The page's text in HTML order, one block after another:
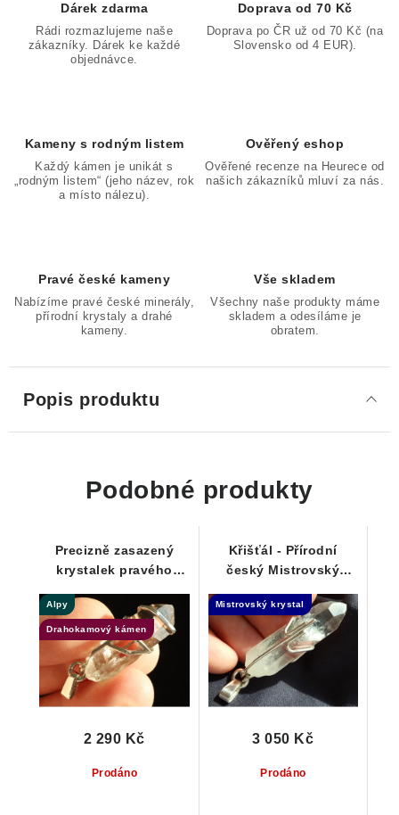
Dárek zdarma
Rádi rozmazlujeme naše
zákazníky. Dárek ke každé
objednávce.
Doprava od 70 Kč
Doprava po ČR už od 70 Kč (na
Slovensko od 4 EUR).
Kameny s rodným listem
Každý kámen je unikát s
„rodným listem“ (jeho název, rok
a místo nálezu).
Ověřený eshop
Ověřené recenze na Heurece od
našich zákazníků mluví za nás.
Pravé české kameny
Nabízíme pravé české minerály,
přírodní krystaly a drahé
kameny.
Vše skladem
Všechny naše produkty máme
skladem a odesíláme je
obratem.
Popis produktu
Podobné produkty
Precizně zasazený
krystalek pravého
stříbře
Alpy
Drahokamový kámen
Prodáno
2 290 Kč
Křišťál - Přírodní
český Mistrovský
stříbrném přívěsku
Mistrovský krystal
Prodáno
3 050 Kč